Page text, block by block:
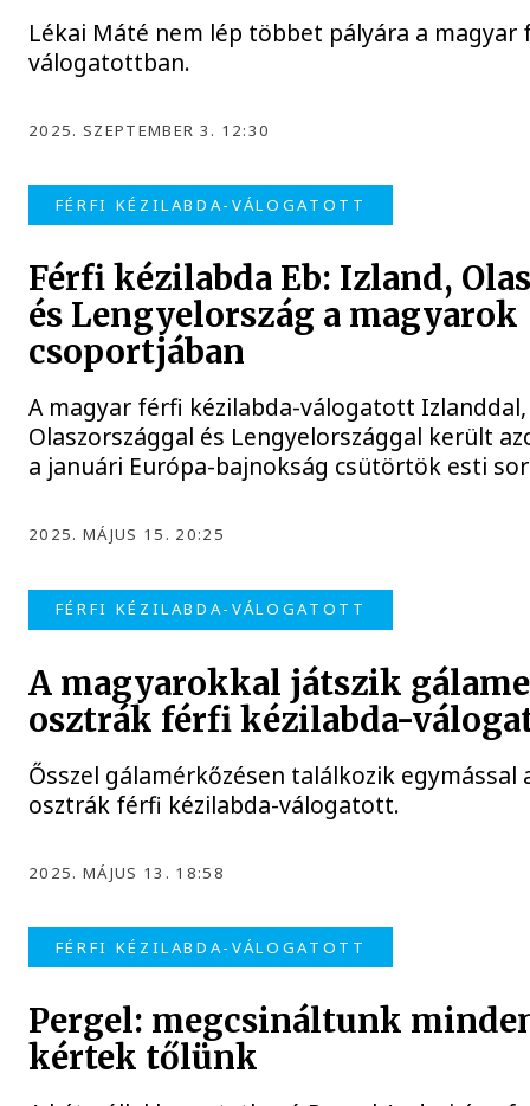
Lékai Máté nem lép többet pályára a magyar
válogatottban.
2025. SZEPTEMBER 3. 12:30
FÉRFI KÉZILABDA-VÁLOGATOTT
Férfi kézilabda Eb: Izland,
és Lengyelország a magyarok
csoportjában
A magyar férfi kézilabda-válogatott Izlanddal,
Olaszországgal és Lengyelországgal került
a januári Európa-bajnokság csütörtök esti
2025. MÁJUS 15. 20:25
FÉRFI KÉZILABDA-VÁLOGATOTT
A magyarokkal játszik
osztrák férfi kézilabda-
Ősszel gálamérkőzésen találkozik egymással
osztrák férfi kézilabda-válogatott.
2025. MÁJUS 13. 18:58
FÉRFI KÉZILABDA-VÁLOGATOTT
Pergel: megcsináltunk
kértek tőlünk